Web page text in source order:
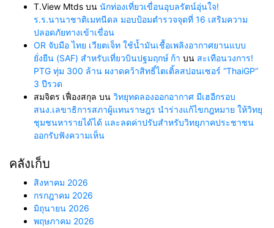
T.View Mtds บน นักท่องเที่ยวเขื่อนอุบลรัตน์อุ่นใจ!
ร.ร.นานาชาติเมทนีดล มอบป้อมตำรวจจุดที่ 16 เสริมความ
ปลอดภัยทางเข้าเขื่อน
OR จับมือ ไทย เวียตเจ็ท ใช้น้ำมันเชื้อเพลิงอากาศยานแบบ
ยั่งยืน (SAF) สำหรับเที่ยวบินปฐมฤกษ์ ก้า บน สะเทือนวงการ!
PTG ทุ่ม 300 ล้าน ผงาดคว้าสิทธิ์ไตเติ้ลสปอนเซอร์ “ThaiGP”
3 ปีรวด
สมจิตร เฟื่องสกุล บน วิทยุทดลองออกอากาศ มีเฮอีกรอบ
สนง.เลขาธิการสภาผู้แทนราษฎร นำร่างแก้ไขกฎหมาย ให้วิทยุ
ชุมชนหารายได้ได้ และลดค่าปรับสำหรับวิทยุภาคประชาชน
ออกรับฟังความเห็น
คลังเก็บ
สิงหาคม 2026
กรกฎาคม 2026
มิถุนายน 2026
พฤษภาคม 2026